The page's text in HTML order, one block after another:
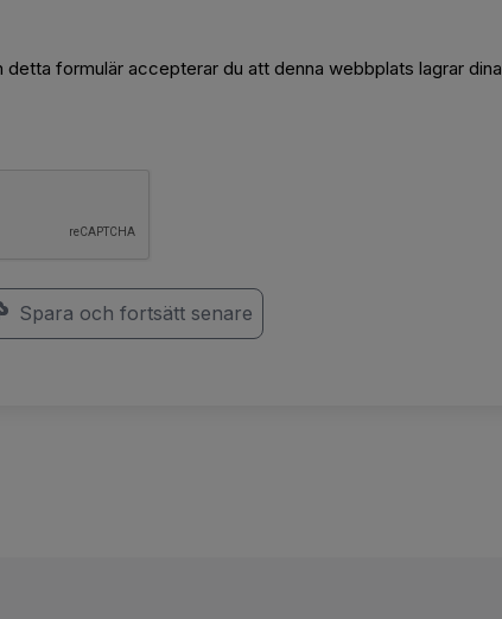
detta formulär accepterar du att denna webbplats lagrar dina
Spara och fortsätt senare